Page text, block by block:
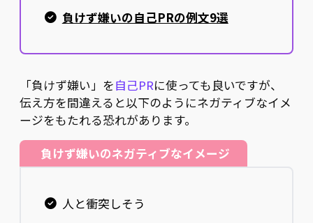
負けず嫌いの自己PRの例文9選
「負けず嫌い」を自己PRに使っても良いですが、
伝え方を間違えると以下のようにネガティブなイメ
ージをもたれる恐れがあります。
負けず嫌いのネガティブなイメージ
人と衝突しそう